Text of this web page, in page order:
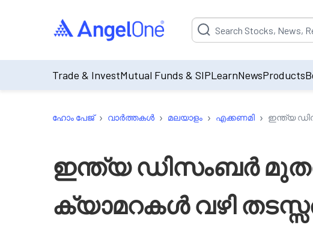
Suggestion will be populated
Trade & InvestMutual Funds & SIPLearnNewsProducts
ഹോം പേജ് › വാർത്തകൾ › മലയാളം › എക്കണമി › ഇന്ത്യ
ഇന്ത്യ ഡിസംബർ മുതൽ
ക്യാമറകൾ വഴി